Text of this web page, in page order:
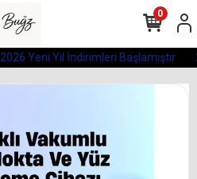
2026 Yeni Yıl İndirimleri Başlamıştır
0